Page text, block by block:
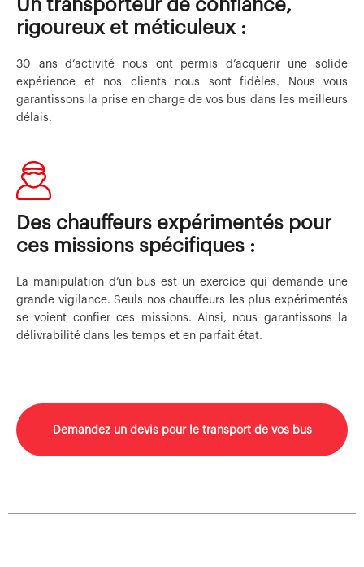
Un transporteur de confiance,
rigoureux et méticuleux :
30 ans d’activité nous ont permis d’acquérir une solide
expérience et nos clients nous sont fidèles. Nous vous
garantissons la prise en charge de vos bus dans les meilleurs
délais.
Des chauffeurs expérimentés pour
ces missions spécifiques :
La manipulation d’un bus est un exercice qui demande une
grande vigilance. Seuls nos chauffeurs les plus expérimentés
se voient confier ces missions. Ainsi, nous garantissons la
délivrabilité dans les temps et en parfait état.
Demandez un devis pour le transport de vos bus